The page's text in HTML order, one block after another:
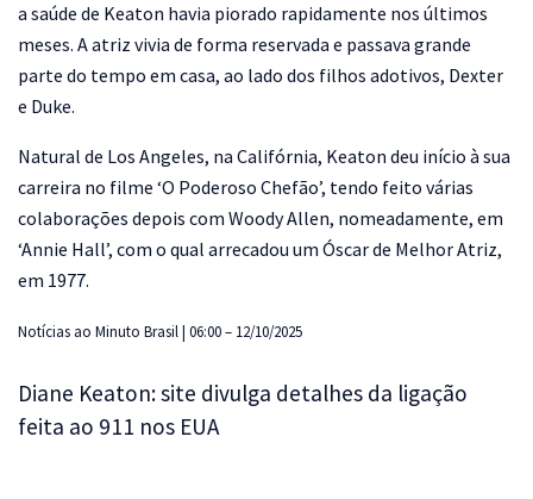
a saúde de Keaton havia piorado rapidamente nos últimos
meses. A atriz vivia de forma reservada e passava grande
parte do tempo em casa, ao lado dos filhos adotivos, Dexter
e Duke.
Natural de Los Angeles, na Califórnia, Keaton deu início à sua
carreira no filme ‘O Poderoso Chefão’, tendo feito várias
colaborações depois com Woody Allen, nomeadamente, em
‘Annie Hall’, com o qual arrecadou um Óscar de Melhor Atriz,
em 1977.
Notícias ao Minuto Brasil | 06:00 – 12/10/2025
Diane Keaton: site divulga detalhes da ligação
feita ao 911 nos EUA